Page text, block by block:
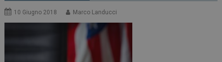
10 Giugno 2018 Marco Landucci